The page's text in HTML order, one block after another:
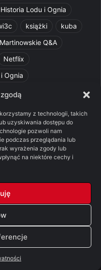
z technologii, takich
uzyskiwania dostępu do
pozwoli nam
podczas przeglądania lub
wyrażenia zgody lub
na niektóre cechy i
Historia Lodu i Ognia
książki
kuba
Martinowskie Q&A
Netflix
Ognia
Pytania do maesterów
Silmarillion
SithFrog
Szalone Teorie
z Cytadeli
Reserved | FSGK.PL
YouTubeDiscord